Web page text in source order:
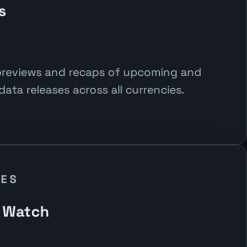
and recaps of upcoming and
releases across all currencies.